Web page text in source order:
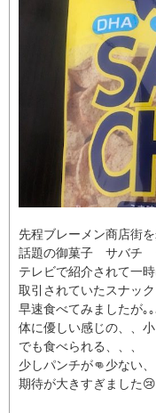
先程ブレーメン商店街
話題の御菓子 サバチ
テレビで紹介されて一
取引されていたスナック
早速食べてみましたが｡｡
体に優しい感じの、、
でも食べられる、、、
少しパンチが👊少ない、
期待が大きすぎました